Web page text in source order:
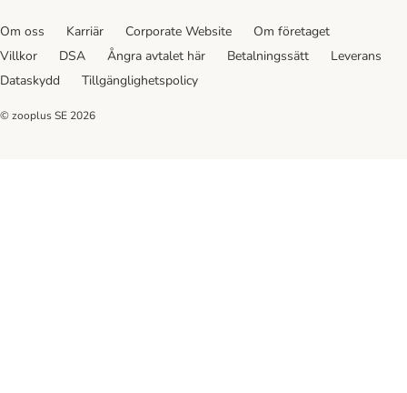
Om oss Karriär Corporate Website
Om företaget
Villkor
DSA Ångra avtalet här Betalningssätt
Leverans
Dataskydd
Tillgänglighetspolicy
© zooplus SE 2026